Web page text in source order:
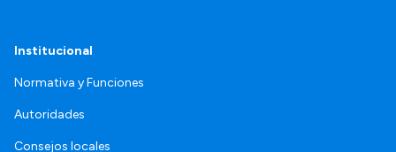
Institucional
Normativa y Funciones
Autoridades
Consejos locales